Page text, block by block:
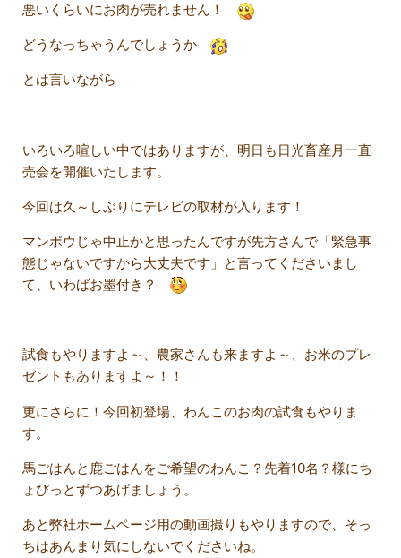
悪いくらいにお肉が売れません！
どうなっちゃうんでしょうか
とは言いながら
いろいろ喧しい中ではありますが、明日も日光畜産月一直
売会を開催いたします。
今回は久～しぶりにテレビの取材が入ります！
マンボウじゃ中止かと思ったんですが先方さんで「緊急事
態じゃないですから大丈夫です」と言ってくださいまし
て、いわばお墨付き？
試食もやりますよ～、農家さんも来ますよ～、お米のプレ
ゼントもありますよ～！！
更にさらに！今回初登場、わんこのお肉の試食もやりま
す。
馬ごはんと鹿ごはんをご希望のわんこ？先着10名？様にち
ょびっとずつあげましょう。
あと弊社ホームページ用の動画撮りもやりますので、そっ
ちはあんまり気にしないでくださいね。